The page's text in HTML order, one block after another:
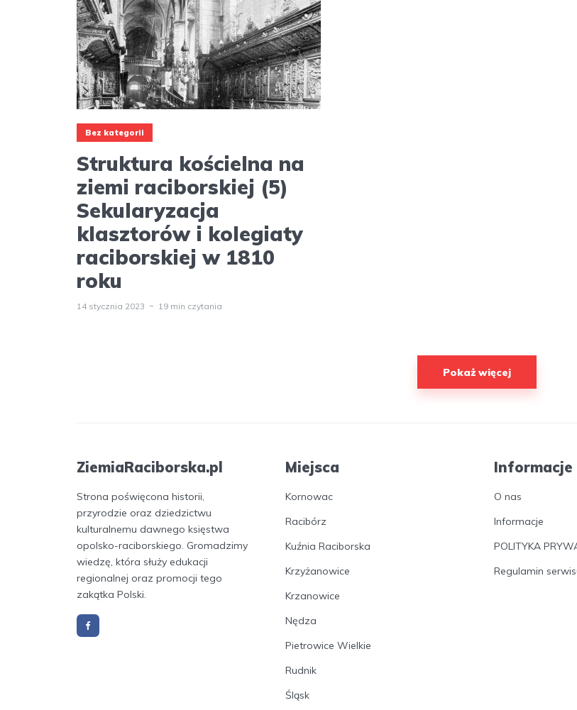
Bez kategorii
Struktura kościelna na
ziemi raciborskiej (5)
Sekularyzacja
klasztorów i kolegiaty
raciborskiej w 1810
roku
14 stycznia 2023 19 min czytania
Pokaż więcej
ZiemiaRaciborska.pl
Strona poświęcona historii,
przyrodzie oraz dziedzictwu
kulturalnemu dawnego księstwa
opolsko-raciborskiego. Gromadzimy
wiedzę, która służy edukacji
regionalnej oraz promocji tego
zakątka Polski.
Miejsca
Kornowac
Racibórz
Kuźnia Raciborska
Krzyżanowice
Krzanowice
Nędza
Pietrowice Wielkie
Rudnik
Śląsk
Informacje
O nas
Informacje
POLITYKA
Regulamin